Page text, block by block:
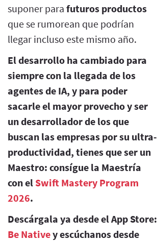
suponer para futuros productos
que se rumorean que podrían
llegar incluso este mismo año.
El desarrollo ha cambiado para
siempre con la llegada de los
agentes de IA, y para poder
sacarle el mayor provecho y ser
un desarrollador de los que
buscan las empresas por su ultra-
productividad, tienes que ser un
Maestro: consígue la Maestría
con el Swift Mastery Program
2026.
Descárgala ya desde el App Store:
Be Nativey escúchanos desde